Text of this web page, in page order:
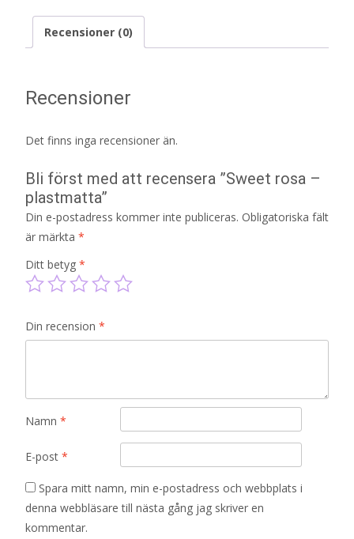
Recensioner (0)
Recensioner
Det finns inga recensioner än.
Bli först med att recensera ”Sweet rosa –
plastmatta”
Din e-postadress kommer inte publiceras. Obligatoriska fält
är märkta *
Ditt betyg *
Din recension *
Namn *
E-post *
Spara mitt namn, min e-postadress och webbplats i
denna webbläsare till nästa gång jag skriver en
kommentar.